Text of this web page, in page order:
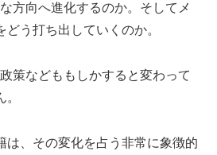
方向へ進化するのか。そしてメ
う打ち出していくのか。
策などももしかすると変わって
、その変化を占う非常に象徴的